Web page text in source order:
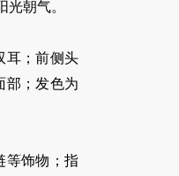
朝气。
耳；前侧头
部；发色为
等饰物；指